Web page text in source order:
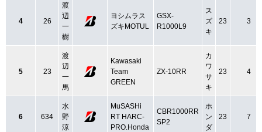
4 26
渡
辺
一
樹
ヨシムラス
ズキMOTUL
GSX-
R1000L9
ス
ズ
キ
23 3
5 23
渡
辺
一
馬
Kawasaki
Team
GREEN
ZX-10RR
カ
ワ
サ
キ
23 4
6 634
水
野
涼
MuSASHi
RT HARC-
PRO.Honda
CBR1000RR
SP2
ホ
ン
ダ
23 7